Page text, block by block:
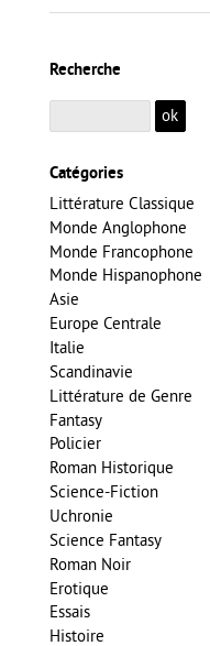
Recherche
Catégories
Littérature Classique
Monde Anglophone
Monde Francophone
Monde Hispanophone
Asie
Europe Centrale
Italie
Scandinavie
Littérature de Genre
Fantasy
Policier
Roman Historique
Science-Fiction
Uchronie
Science Fantasy
Roman Noir
Erotique
Essais
Histoire